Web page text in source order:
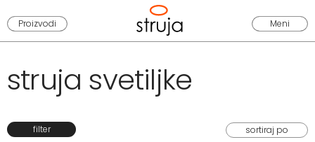
Proizvodi Meni
struja svetiljke
filter